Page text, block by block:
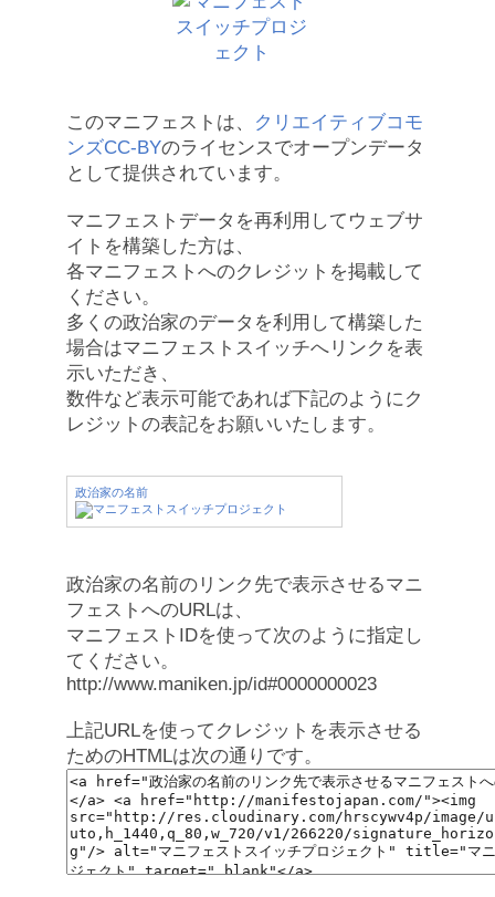
このマニフェストは、
クリエイティブコモ
ンズCC-BYのライセンスでオープンデータ
として提供されています。
マニフェストデータを再利用してウェブサ
イトを構築した方は、
各マニフェストへのクレジットを掲載して
ください。
多くの政治家のデータを利用して構築した
場合はマニフェストスイッチへリンクを表
示いただき、
数件など表示可能であれば下記のようにク
レジットの表記をお願いいたします。
政治家の名前
政治家の名前のリンク先で表示させるマニ
フェストへのURLは、
マニフェストIDを使って次のように指定し
てください。
http://www.maniken.jp/id#0000000023
上記URLを使ってクレジットを表示させる
ためのHTMLは次の通りです。